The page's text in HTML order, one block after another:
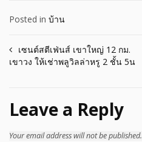
Posted in บ้าน
Post
navigation
เซนต์สตีเฟ่นส์ เขาใหญ่ 12 กม.
เขาวง ให้เช่าพลูวิลล่าหรู 2 ชั้น 5น
Leave a Reply
Your email address will not be published.